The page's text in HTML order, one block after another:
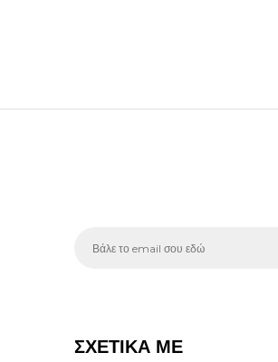
ΣΧΕΤΙΚΑ ΜΕ